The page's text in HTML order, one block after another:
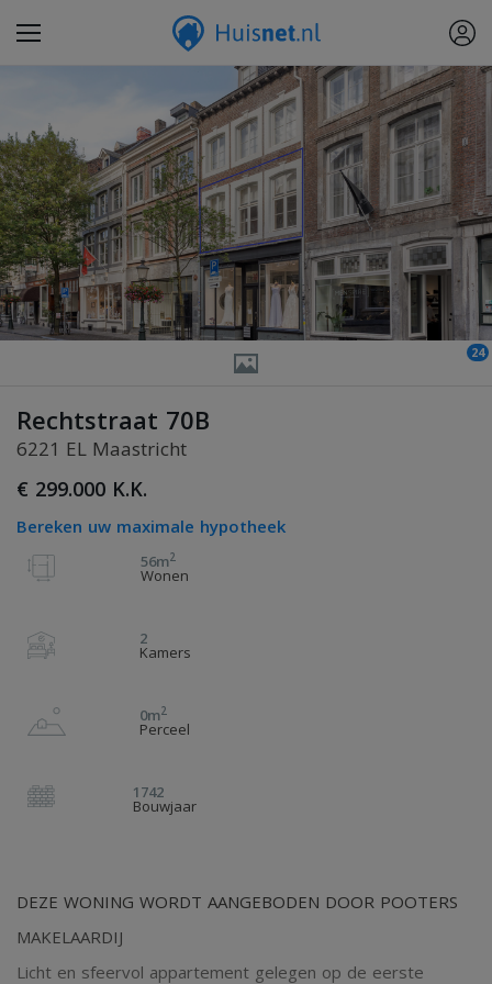
24
Rechtstraat 70B
6221 EL Maastricht
€ 299.000 K.K.
Bereken uw maximale hypotheek
56m2
Wonen
2
Kamers
0m2
Perceel
1742
Bouwjaar
DEZE WONING WORDT AANGEBODEN DOOR POOTERS
MAKELAARDIJ
Licht en sfeervol appartement gelegen op de eerste